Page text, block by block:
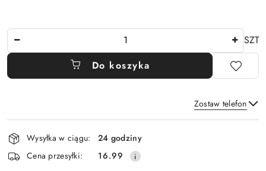
SZT
Do koszyka
Zostaw telefon
Wyślij
Dostępność
i
dostawa
Wysyłka w ciągu:
24 godziny
Cena przesyłki:
16.99